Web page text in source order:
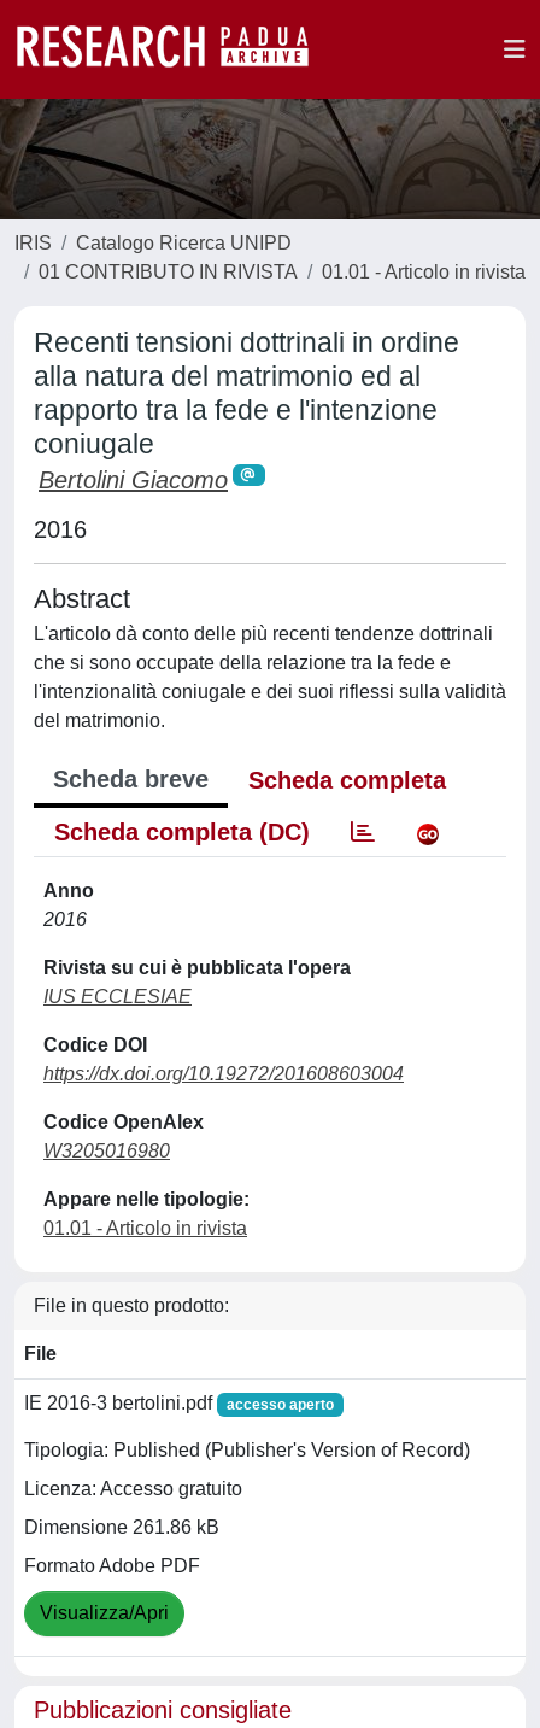
IRIS
Catalogo Ricerca UNIPD
01 CONTRIBUTO IN RIVISTA
01.01 - Articolo in rivista
Recenti tensioni dottrinali in ordine
alla natura del matrimonio ed al
rapporto tra la fede e l'intenzione
coniugale
Bertolini Giacomo
2016
Abstract
L'articolo dà conto delle più recenti tendenze dottrinali
che si sono occupate della relazione tra la fede e
l'intenzionalità coniugale e dei suoi riflessi sulla validità
del matrimonio.
Scheda breve
Scheda completa
Scheda completa (DC)
Anno
2016
Rivista su cui è pubblicata l'opera
IUS ECCLESIAE
Codice DOI
https://dx.doi.org/10.19272/201608603004
Codice OpenAlex
W3205016980
Appare nelle tipologie:
01.01 - Articolo in rivista
File in questo prodotto:
File
IE 2016-3 bertolini.pdf accesso aperto
Tipologia: Published (Publisher's Version of Record)
Licenza: Accesso gratuito
Dimensione 261.86 kB
Formato Adobe PDF
Visualizza/Apri
Pubblicazioni consigliate